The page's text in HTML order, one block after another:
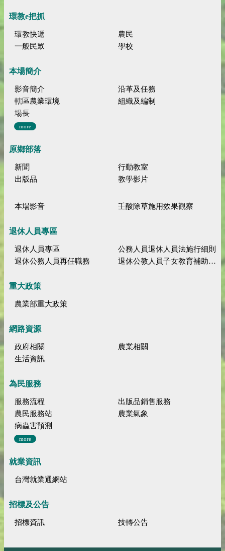
環教e把抓
環教快遞
農民
一般民眾
學校
本場簡介
影音簡介
沿革及任務
轄區農業環境
組織及編制
場長
more
原鄉部落
新聞
行動教室
出版品
教學影片
本場影音 壬酸除草施用效果觀察
退休人員專區
退休人員專區
公務人員退休人員法施行細則
退休公務人員再任職務
退休公教人員子女教育補助規定
重大政策
農業部重大政策
網路資源
政府相關
農業相關
生活資訊
為民服務
服務流程
出版品銷售服務
農民服務站
農業氣象
病蟲害預測
more
就業資訊
台灣就業通網站
招標及公告
招標資訊 技轉公告